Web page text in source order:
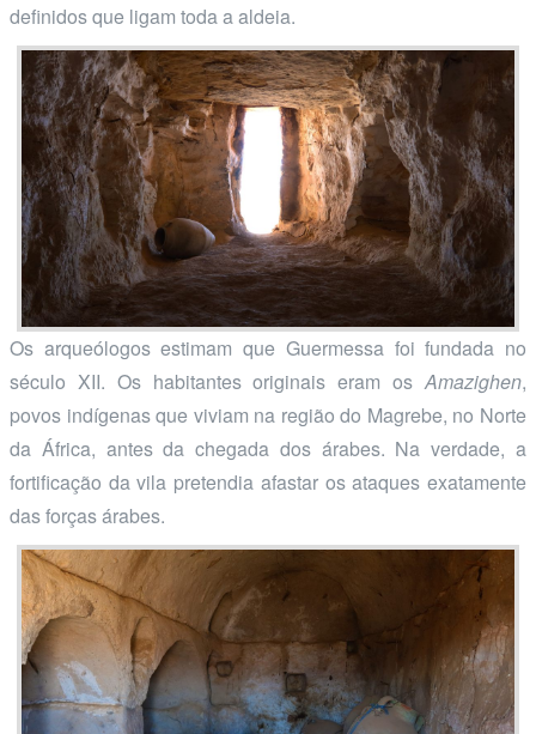
definidos que ligam toda a aldeia.
Os arqueólogos estimam que Guermessa foi fundada no
século XII. Os habitantes originais eram os Amazighen,
povos indígenas que viviam na região do Magrebe, no Norte
da África, antes da chegada dos árabes. Na verdade, a
fortificação da vila pretendia afastar os ataques exatamente
das forças árabes.